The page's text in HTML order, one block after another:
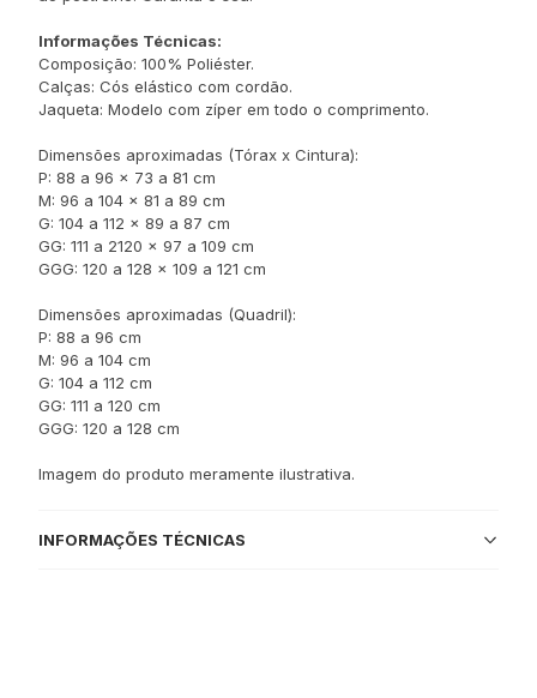
Informações Técnicas:
Composição: 100% Poliéster.
Calças: Cós elástico com cordão.
Jaqueta: Modelo com zíper em todo o comprimento.
Dimensões aproximadas (Tórax x Cintura):
P: 88 a 96 x 73 a 81 cm
M: 96 a 104 x 81 a 89 cm
G: 104 a 112 x 89 a 87 cm
GG: 111 a 2120 x 97 a 109 cm
GGG: 120 a 128 x 109 a 121 cm
Dimensões aproximadas (Quadril):
P: 88 a 96 cm
M: 96 a 104 cm
G: 104 a 112 cm
GG: 111 a 120 cm
GGG: 120 a 128 cm
Imagem do produto meramente ilustrativa.
INFORMAÇÕES TÉCNICAS